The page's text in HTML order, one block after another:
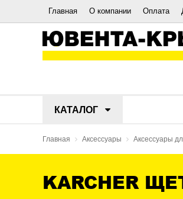
Главная О компании Оплата
КАТАЛОГ
Главная Аксессуары Аксессуары
KARCHER